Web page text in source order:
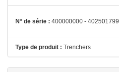
N° de série : 400000000 - 402501799
Type de produit : Trenchers